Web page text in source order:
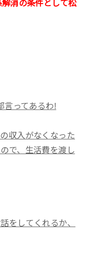
消の条件として松
言ってあるわ!
収入がなくなった
で、生活費を渡し
をしてくれるか、